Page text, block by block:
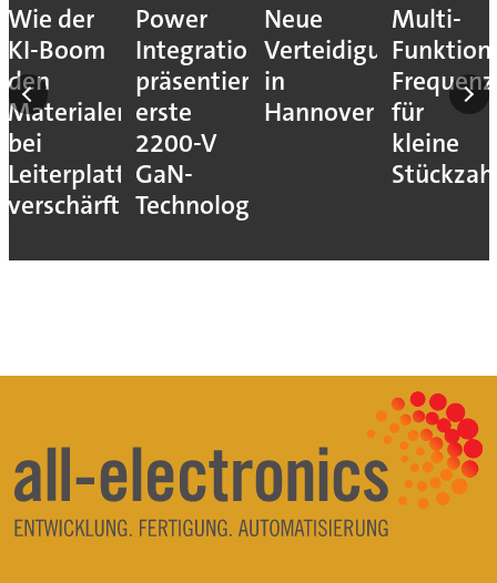
Wie der
KI-Boom
den
Materialengpass
bei
Leiterplatten
verschärft
Power
Integrations
präsentiert
erste
2200-V
GaN-
Technologie
Neue
Verteidigungsmesse
in
Hannover
Multi-
für
kleine